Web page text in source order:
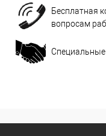
Бесплатная
вопросам
Специальные